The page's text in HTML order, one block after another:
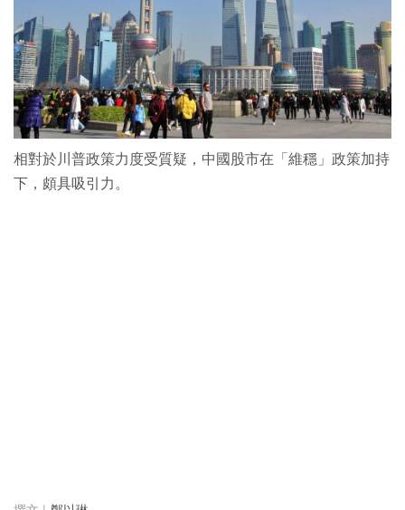
相對於川普政策力度受質疑，中國股市在「維穩」政策加持
下，頗具吸引力。